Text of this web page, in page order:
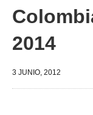
2014
3 JUNIO, 2012